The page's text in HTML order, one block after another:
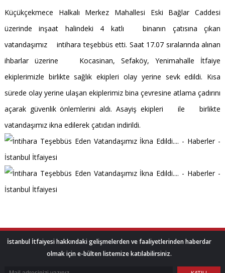
Küçükçekmece Halkalı Merkez Mahallesi Eski Bağlar Caddesi
üzerinde inşaat halindeki 4 katlı binanın çatısına çıkan
vatandaşımız intihara teşebbüs etti. Saat 17.07 sıralarında alınan
ihbarlar üzerine Kocasinan, Sefaköy, Yenimahalle İtfaiye
ekiplerimizle birlikte sağlık ekipleri olay yerine sevk edildi. Kısa
sürede olay yerine ulaşan ekiplerimiz bina çevresine atlama çadırını
açarak güvenlik önlemlerini aldı. Asayiş ekipleri ile birlikte
vatandaşımız ikna edilerek çatıdan indirildi.
İstanbul İtfaiyesi hakkındaki gelişmelerden ve faaliyetlerinden haberdar
olmak için e-bülten listemize katılabilirsiniz.